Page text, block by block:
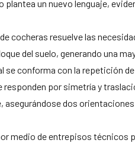
un nuevo lenguaje,
cocheras resuelve las
del suelo, generando una
se conforma con la repetición
por simetría y
asegurándose dos
medio de entrepisos técnicos